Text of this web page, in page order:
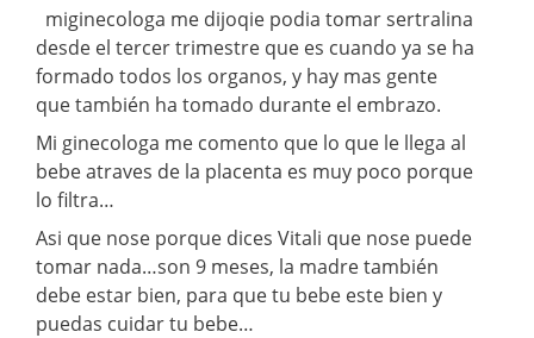
miginecologa me dijoqie podia tomar sertralina
desde el tercer trimestre que es cuando ya se ha
formado todos los organos, y hay mas gente
que también ha tomado durante el embrazo.
Mi ginecologa me comento que lo que le llega al
bebe atraves de la placenta es muy poco porque
lo filtra…
Asi que nose porque dices Vitali que nose puede
tomar nada…son 9 meses, la madre también
debe estar bien, para que tu bebe este bien y
puedas cuidar tu bebe…